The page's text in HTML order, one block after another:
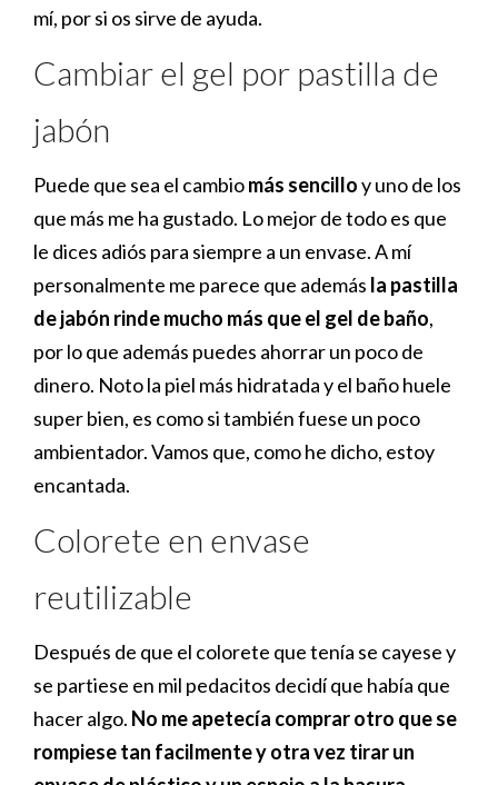
mí, por si os sirve de ayuda.
Cambiar el gel por pastilla de
jabón
Puede que sea el cambiomás sencilloy uno de los
que más me ha gustado. Lo mejor de todo es que
le dices adiós para siempre a un envase. A mí
personalmente me parece que además la pastilla
de jabón rinde mucho más que el gel de baño,
por lo que además puedes ahorrar un poco de
dinero. Noto la piel más hidratada y el baño huele
super bien, es como si también fuese un poco
ambientador. Vamos que, como he dicho, estoy
encantada.
Colorete en envase
reutilizable
Después de que el colorete que tenía se cayese y
se partiese en mil pedacitos decidí que había que
hacer algo. No me apetecía comprar otro que se
rompiese tan facilmente y otra vez tirar un